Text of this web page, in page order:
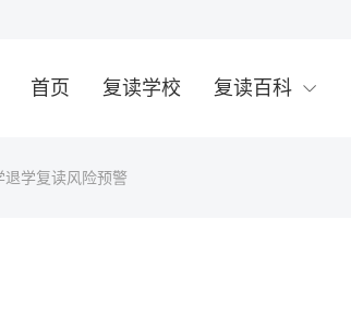
首页 复读学校 复读百科
学复读风险预警